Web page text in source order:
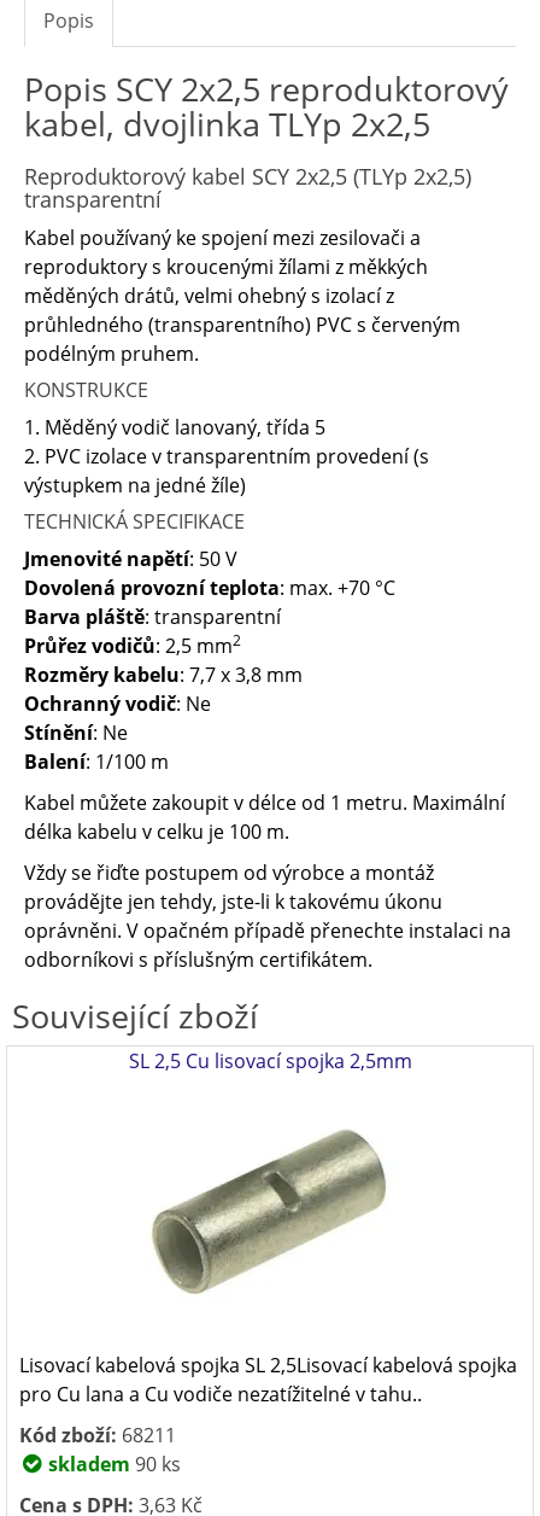
Popis
Popis SCY 2x2,5 reproduktorový
kabel, dvojlinka TLYp 2x2,5
Reproduktorový kabel SCY 2x2,5 (TLYp 2x2,5)
transparentní
Kabel používaný ke spojení mezi zesilovači a
reproduktory s kroucenými žílami z měkkých
měděných drátů, velmi ohebný s izolací z
průhledného (transparentního) PVC s červeným
podélným pruhem.
KONSTRUKCE
1. Měděný vodič lanovaný, třída 5
2. PVC izolace v transparentním provedení (s
výstupkem na jedné žíle)
TECHNICKÁ SPECIFIKACE
Jmenovité napětí: 50 V
Dovolená provozní teplota: max. +70 °C
Barva pláště: transparentní
Průřez vodičů: 2,5 mm2
Rozměry kabelu: 7,7 x 3,8 mm
Ochranný vodič: Ne
Stínění: Ne
Balení: 1/100 m
Kabel můžete zakoupit v délce od 1 metru. Maximální
délka kabelu v celku je 100 m.
Vždy se řiďte postupem od výrobce a montáž
provádějte jen tehdy, jste-li k takovému úkonu
oprávněni. V opačném případě přenechte instalaci na
odborníkovi s příslušným certifikátem.
Související zboží
SL 2,5 Cu lisovací spojka 2,5mm
Lisovací kabelová spojka SL 2,5Lisovací kabelová spojka
pro Cu lana a Cu vodiče nezatížitelné v tahu..
Kód zboží: 68211
skladem 90 ks
Cena s DPH: 3,63 Kč